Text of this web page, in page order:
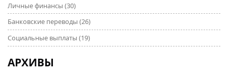
Личные финансы (30)
Банковские переводы (26)
Социальные выплаты (19)
АРХИВЫ